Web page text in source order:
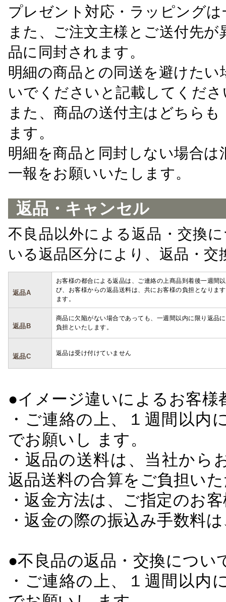
プレゼント対応・ラッピング
また、ご注文主様とご送付先
品に同封されます。
明細の商品との同送を避けた
いでくださいと記載してくださ
また、商品の送付主はどちら
ます。
明細を商品と同封しない場合
一報をお願いいたします。
返品・キャンセル
不良品以外による返品・交換
いる返品区分により、返品・
返品A
お客様の都合による返品は、ご連絡の上商品到着後一週間
び、お客様からの返品送料は、共にお客様の負担となりま
ます。
返品B
商品に欠陥がない場合であっても、一週間以内に限り返品
負担といたします。
返品C 返品は受け付けていません
●イメージ違いによるお客
・ご連絡の上、１週間以
でお願いし ます。
・返品の送料は、当社か
返品送料の合算をご負担い
・返金方法は、ご指定のお
・返金の際の振込み手数料
●不良品の返品・交換につい
・ご連絡の上、１週間以